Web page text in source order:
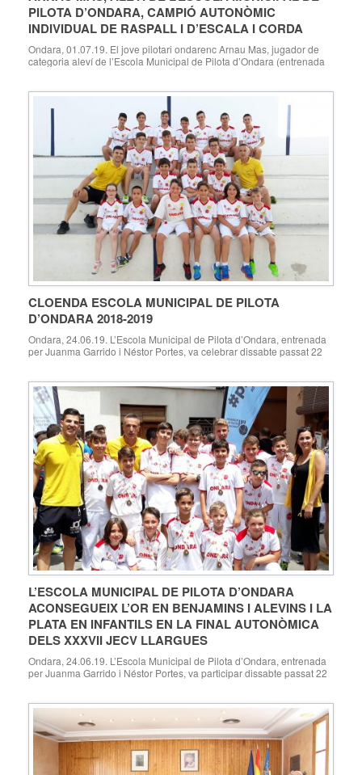
PILOTA D’ONDARA, CAMPIÓ AUTONÒMIC
INDIVIDUAL DE RASPALL I D’ESCALA I CORDA
Ondara, 01.07.19. El jove pilotari ondarenc Arnau Mas, jugador de
categoria aleví de l’Escola Municipal de Pilota d’Ondara (entrenada
de raspall. El podi es va completar amb Aitor de Genovès en segona
posició, […]
CLOENDA ESCOLA MUNICIPAL DE PILOTA
D’ONDARA 2018-2019
Ondara, 24.06.19. L’Escola Municipal de Pilota d’Ondara, entrenada
per Juanma Garrido i Néstor Portes, va celebrar dissabte passat 22
esportistes. En la Cloenda, el coordinador de l’Escola, Juanma
Garrido, va presentar cadascun dels […]
L’ESCOLA MUNICIPAL DE PILOTA D’ONDARA
ACONSEGUEIX L’OR EN BENJAMINS I ALEVINS I LA
PLATA EN INFANTILS EN LA FINAL AUTONÒMICA
DELS XXXVII JECV LLARGUES
Ondara, 24.06.19. L’Escola Municipal de Pilota d’Ondara, entrenada
per Juanma Garrido i Néstor Portes, va participar dissabte passat 22
Ondara, que es va celebrar als carrers Sol i Sant Benet d’Ondara.
Tres equips […]